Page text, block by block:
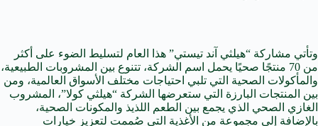
وتأتي مشاركة “هيلثي آند تيستي” هذا العام لتسليط الضوء على أكثر
من 70 منتجًا صحيًا يحمل اسم الشركة، تتنوع بين المشروبات الطبيعية،
والمأكولات الصحية التي تلبي احتياجات مختلف الأسواق العالمية، ومن
بين المنتجات البارزة التي ستعرضها الشركة “هيلثي كولا”، المشروب
الغازي الصحي الذي يجمع بين الطعم اللذيذ والمكونات الصحية،
بالإضافة إلى مجموعة من الأغذية التي صُممت لتعزيز خيارات